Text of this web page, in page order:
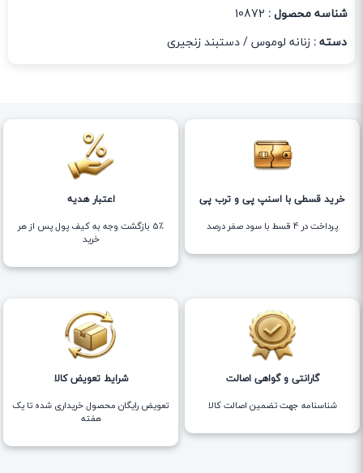
شناسه محصول : 10872
دسته :زنانه لوموس/دستبند زنجیری
خرید قسطی با اسنپ پی و ترب پی
پرداخت در 4 قسط با سود صفر درصد
اعتبار هدیه
5٪ بازگشت وجه به کیف پول پس از هر
خرید
گارانتی و گواهی اصالت
شناسنامه جهت تضمین اصالت کالا
شرایط تعویض کالا
تعویض رایگان محصول خریداری شده تا یک
هفته